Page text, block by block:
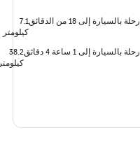
رحلة بالسيارة إلى 18 من الدقائق
7.1
كيلومتر
رحلة بالسيارة إلى 1 ساعة 4 دقائق
38.2